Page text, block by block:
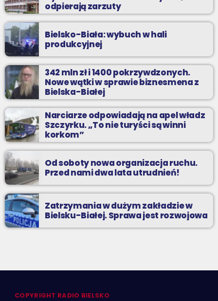
odpierają zarzuty
Bielsko-Biała: wybuch w hali
produkcyjnej
342 mln zł i 1400 pokrzywdzonych.
Nowe wątki w sprawie biznesmena z
Bielska-Białej
Narciarze odpowiadają na apel władz
Szczyrku. „To nie turyści są winni
korkom”
Od soboty nowa organizacja ruchu.
Przed nami dwa lata utrudnień!
Zatrzymania w dużym zakładzie w
Bielsku-Białej. Sprawa jest rozwojowa
COPYRIGHT RADIO BIELSKO